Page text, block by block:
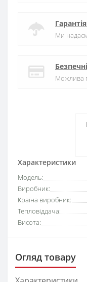
Характеристики
Модель:
Виробник:
Країна виробник:
Тепловіддача:
Висота:
Ми
Можлива
Огляд товару